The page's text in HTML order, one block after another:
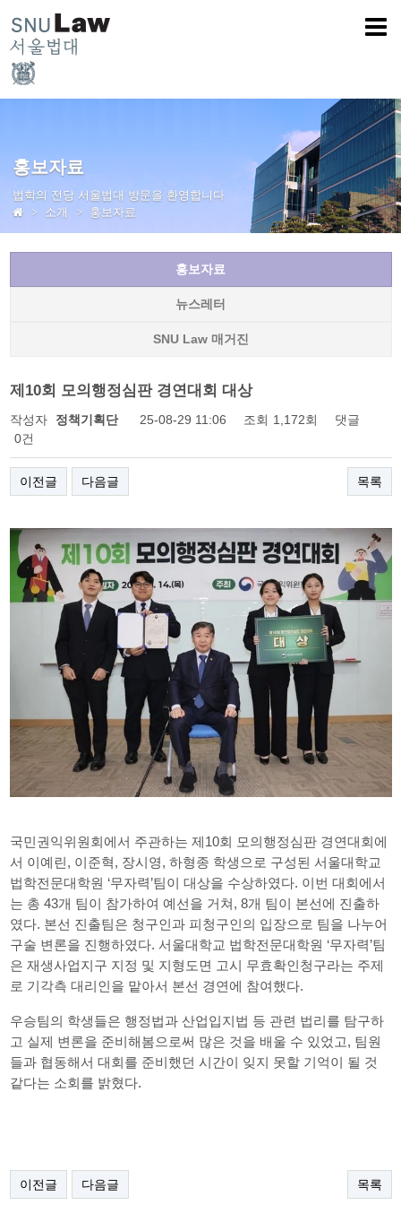
홍보자료
법학의 전당 서울법대 방문을 환영합니다
소개
홍보자료
홍보자료
뉴스레터
SNU Law 매거진
제10회 모의행정심판 경연대회 대상
작성자 정책기획단 25-08-29 11:06 조회 1,172회
댓글
0건
이전글 다음글 목록
국민권익위원회에서 주관하는 제 10회 모의행정심판 경연대회에
서 이예린, 이준혁, 장시영, 하형종 학생으로 구성된 서울대학교
법학전문대학원 ‘무자력’팀이 대상을 수상하였다. 이번 대회에서
는 총 43개 팀이 참가하여 예선을 거쳐 , 8개 팀이 본선에 진출하
였다. 본선 진출팀은 청구인과 피청구인의 입장으로 팀을 나누어
구술 변론을 진행하였다. 서울대학교 법학전문대학원 ‘무자력’팀
은 재생사업지구 지정 및 지형도면 고시 무효확인청구라는 주제
로 기각측 대리인을 맡아서 본선 경연에 참여했다.
우승팀의 학생들은 행정법과 산업입지법 등 관련 법리를 탐구하
고 실제 변론을 준비해봄으로써 많은 것을 배울 수 있었고, 팀원
들과 협동해서 대회를 준비했던 시간이 잊지 못할 기억이 될 것
같다는 소회를 밝혔다.
이전글 다음글 목록